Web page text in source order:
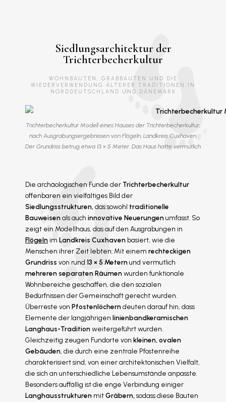
Siedlungsarchitektur der
Trichterbecherkultur
WOHNBAUTEN, GRABBAUTEN UND DIE
WIEDERVERWENDUNG ÄLTERER TRADITIONEN IN
NORDDEUTSCHLAND UND DÄNEMARK
Trichterbecherkultur Modell eines Hauses der Trichterbecherkultur,
nach Ausgrabungsergebnissen von Flögeln, Landkreis Cuxhaven.
Der Grundriss betrug etwa 13 × 5 Meter. Das Haus hatte vermutlich
Die archäologischen Funde der Trichterbecherkultur
offenbaren ein vielfältiges Bild der
Siedlungsstrukturen,das sowohl traditionelle
Bauweisen als auch innovative Neuerungenumfasst. So
zeigt ein Modellhaus, das auf den Ausgrabungen in
Flögelnim Landkreis Cuxhaven basiert, wie die
Menschen ihrer Zeit lebten: Mit einem rechteckigen
Grundriss von rund 13 × 5 Meternund vermutlich
mehreren separaten Räumenwurden funktionale
Wohnbereiche geschaffen, die den sozialen
Bedürfnissen der Gemeinschaft gerecht wurden.
Überreste von Pfostenlöcherndeuten darauf hin, dass
Elemente der langjährigen linienbandkeramischen
Langhaus-Traditionweitergeführt wurden.
Gleichzeitig zeugen Fundorte von kleinen, ovalen
Gebäuden, die durch eine zentrale Pfostenreihe
charakterisiert sind, von einer architektonischen Vielfalt,
die sich an unterschiedliche Lebensumstände anpasste.
Besonders auffällig ist die enge Verbindung einiger
Langhausstrukturen mitGräbern,sodass diese Bauten